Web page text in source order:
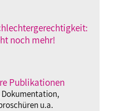
noch mehr!
Publikationen
Dokumentation,
u.a.